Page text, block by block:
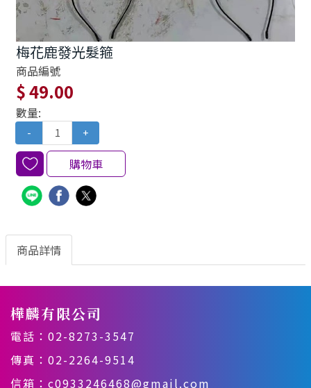
梅花鹿發光髮箍
商品編號
$ 49.00
數量:
- +
購物車
商品詳情
樺麟有限公司
電話： 02-8273-3547
傳真：02-2264-9514
信箱： c0933246468@gmail.com